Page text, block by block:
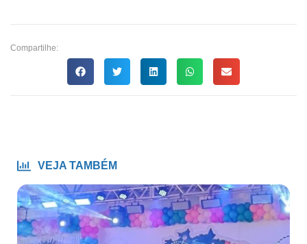
Compartilhe:
VEJA TAMBÉM